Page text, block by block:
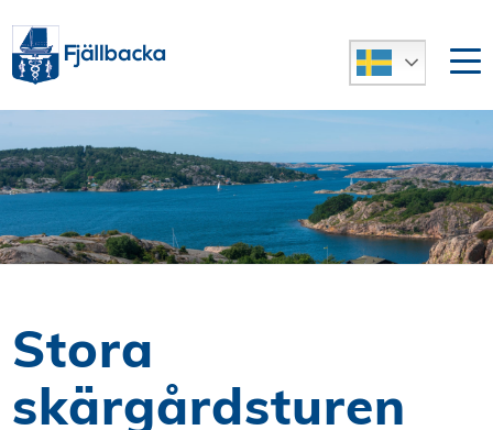
Stora
skärgårdsturen